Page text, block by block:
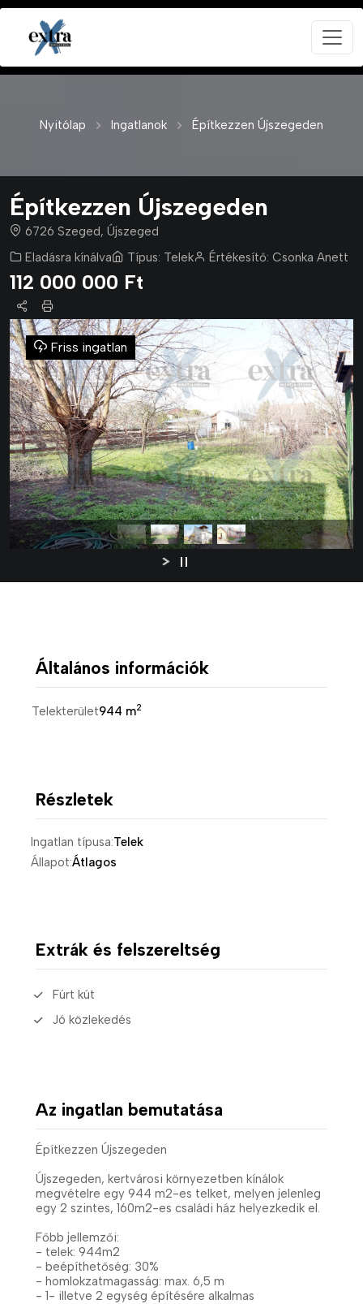
Nyitólap Ingatlanok Építkezzen Újszegeden
Építkezzen Újszegeden
6726 Szeged, Újszeged
Eladásra kínálva
Típus: Telek Értékesítő: Csonka Anett
112 000 000 Ft
Friss ingatlan
Általános információk
Telekterület944 m2
Részletek
Ingatlan típusa:Telek
Állapot:Átlagos
Extrák és felszereltség
Fúrt kút
Jó közlekedés
Az ingatlan bemutatása
Építkezzen Újszegeden
Újszegeden, kertvárosi környezetben kínálok
megvételre egy 944 m2-es telket, melyen jelenleg
egy 2 szintes, 160m2-es családi ház helyezkedik el.
Főbb jellemzői:
- telek: 944m2
- beépíthetőség: 30%
- homlokzatmagasság: max. 6,5 m
- 1- illetve 2 egység építésére alkalmas